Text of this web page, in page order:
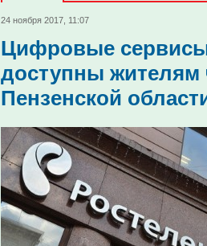
24 ноября 2017, 11:07
Цифровые сервисы
доступны жителям
Пензенской